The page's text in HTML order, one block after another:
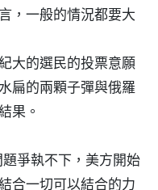
，一般的情況都要大
大的選民的投票意願
扁的兩顆子彈與俄羅
果。
爭執不下，美方開始
合一切可以結合的力